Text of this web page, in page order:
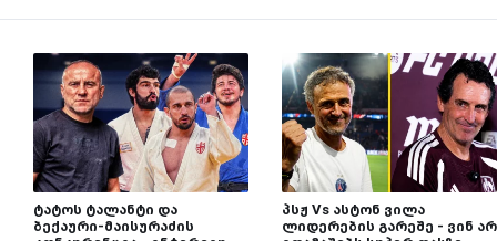
ტატოს ტალანტი და
ბექაური-მაისურაძის
პსჟ Vs ასტონ ვილა
ლიდერების გარეშე - ვინ არ